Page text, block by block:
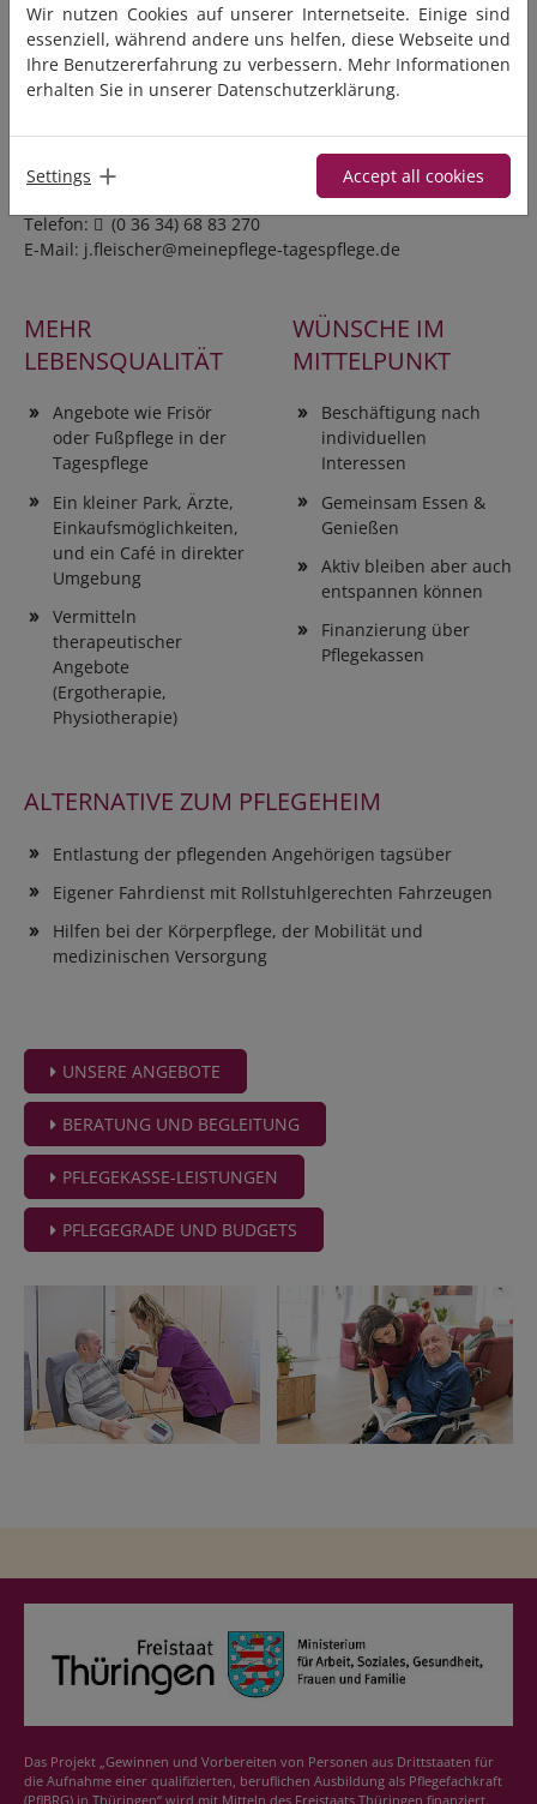
KONTAKTE
Julia Fleischer
Telefon:
(0 36 34) 68 83 270
E-Mail: j.fleischer@meinepflege-tagespflege.de
MEHR
LEBENSQUALITÄT
Angebote wie Frisör
oder Fußpflege in der
Tagespflege
Ein kleiner Park, Ärzte,
Einkaufsmöglichkeiten,
und ein Café in direkter
Umgebung
Vermitteln
therapeutischer
Angebote
(Ergotherapie,
Physiotherapie)
WÜNSCHE IM
MITTELPUNKT
Beschäftigung nach
individuellen
Interessen
Gemeinsam Essen &
Genießen
Aktiv bleiben aber auch
entspannen können
Finanzierung über
Pflegekassen
ALTERNATIVE ZUM PFLEGEHEIM
Entlastung der pflegenden Angehörigen tagsüber
Eigener Fahrdienst mit Rollstuhlgerechten Fahrzeugen
Hilfen bei der Körperpflege, der Mobilität und
medizinischen Versorgung
UNSERE ANGEBOTE
BERATUNG UND BEGLEITUNG
PFLEGEKASSE-LEISTUNGEN
PFLEGEGRADE UND BUDGETS
Das Projekt „Gewinnen und Vorbereiten von Personen aus Drittstaaten für
die Aufnahme einer qualifizierten, beruflichen Ausbildung als Pflegefachkraft
(PflBRG) in Thüringen“ wird mit Mitteln des Freistaats Thüringen finanziert.
Wir nutzen Cookies auf unserer Internetseite. Einige sind
essenziell, während andere uns helfen, diese Webseite und
Ihre Benutzererfahrung zu verbessern. Mehr Informationen
erhalten Sie in unserer Datenschutzerklärung.
Settings Accept all cookies